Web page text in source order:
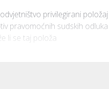
privilegirani
pravomoćnih sudskih
li se taj položa